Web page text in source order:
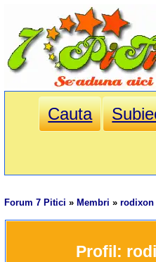
Cauta
Forum 7 Pitici » Membri »rodixon
		Profil: